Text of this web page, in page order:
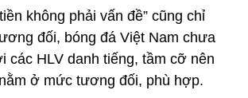
không phải vấn đề” cũng chỉ
đối, bóng đá Việt Nam chưa
các HLV danh tiếng, tầm cỡ nên
ở mức tương đối, phù hợp.